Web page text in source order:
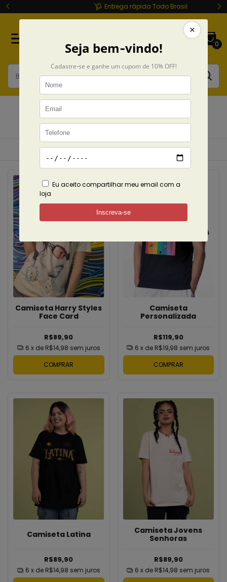
Entrega rápida Todo Brasil
0
Camisetas
Início Camisetas MÚSICA Taylor Swift
Ordenar Filtrar
Camiseta Harry Styles
Face Card
R$89,90
6 x de R$14,98 sem juros
COMPRAR
Camiseta
Personalizada
R$119,90
6 x de R$19,98 sem juros
COMPRAR
Camiseta Latina
R$89,90
6 x de R$14,98 sem juros
Camiseta Jovens
Senhoras
R$89,90
6 x de R$14,98 sem juros